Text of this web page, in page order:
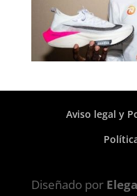
Aviso legal y
Diseñado por